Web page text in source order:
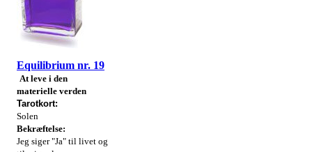
Equilibrium nr. 19
At leve i den
materielle verden
Tarotkort:
Solen
Bekræftelse:
Jeg siger "Ja" til livet og